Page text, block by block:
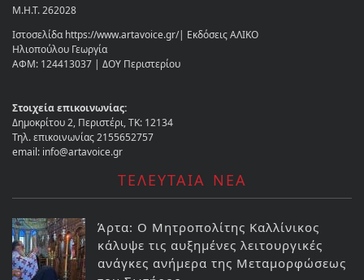
Μ.Η.Τ. 262028
Ιστοσελίδα https://www.artavoice.gr/| Εκδόσεις ΑΛΙΚΟ
Ηλιοπούλου Γεωργία
ΑΦΜ: 124413037 | ΔΟΥ Περιστερίου
Στοιχεία επικοινωνίας:
Δημοκρίτου 2, Περιστέρι, ΤΚ: 12134
Τηλ. επικοινωνίας 2155652757
email: info@artavoice.gr
ΤΕΛΕΥΤΑΙΑ ΝΕΑ
Άρτα: Ο Μητροπολίτης Καλλίνικος
κάλυψε τις αυξημένες λειτουργικές
ανάγκες ανήμερα της Μεταμορφώσεως